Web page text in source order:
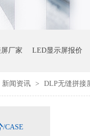
厂家 LED显示屏报价
新闻资讯 > DLP无缝拼接
/CASE